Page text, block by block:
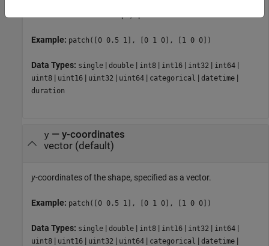
Example: patch([0 0.5 1], [0 1 0], [1 0 0])
Data Types: single | double | int8 | int16 | int32 | int64 |
uint8 | uint16 | uint32 | uint64 | categorical | datetime |
duration
y— y-coordinates
vector(default)
y-coordinates of the shape, specified as a vector.
Example: patch([0 0.5 1], [0 1 0], [1 0 0])
Data Types: single | double | int8 | int16 | int32 | int64 |
uint8 | uint16 | uint32 | uint64 | categorical | datetime |